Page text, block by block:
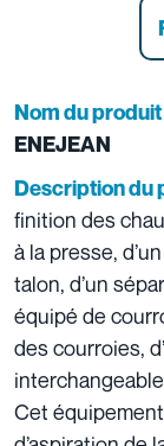
Nom du produit
ENEJEAN
Description du
finition des
à la presse,
talon, d’un
équipé de
des courroies,
Cet